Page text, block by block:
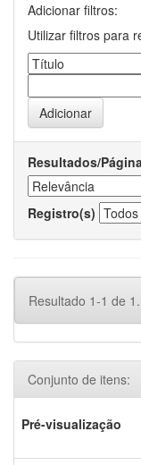
Adicionar filtros:
Utilizar filtros para
Resultados/
Registro(s)
Resultado 1-1 de 1.
Conjunto de itens:
Pré-visualização